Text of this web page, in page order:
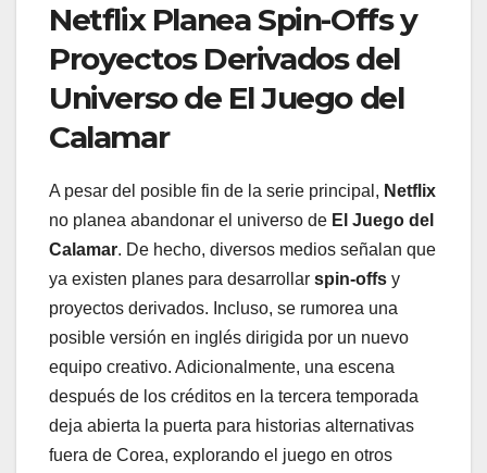
Netflix Planea Spin-Offs y
Proyectos Derivados del
Universo de El Juego del
Calamar
A pesar del posible fin de la serie principal, Netflix
no planea abandonar el universo de El Juego del
Calamar. De hecho, diversos medios señalan que
ya existen planes para desarrollar spin-offs y
proyectos derivados. Incluso, se rumorea una
posible versión en inglés dirigida por un nuevo
equipo creativo. Adicionalmente, una escena
después de los créditos en la tercera temporada
deja abierta la puerta para historias alternativas
fuera de Corea, explorando el juego en otros